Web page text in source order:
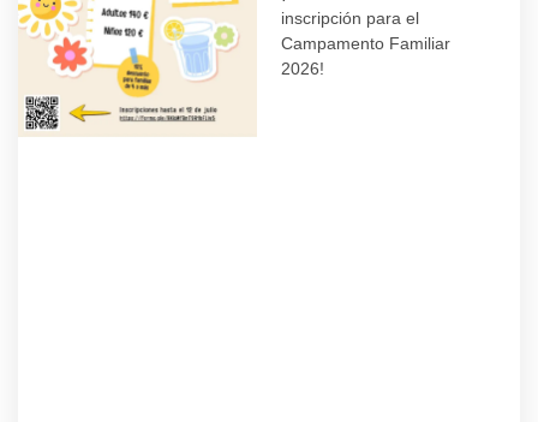
inscripción para el
Campamento Familiar
2026!